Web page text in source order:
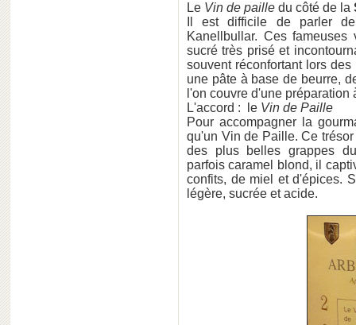
Le Vin de paille du côté de la
Il est difficile de parler
Kanellbullar. Ces
sucré très prisé et
souvent réconfortant lors
une pâte à base de beurre,
l'on couvre d'une
L'accord : le Vin de Paille
Pour accompagner la
qu'un Vin de Paille. Ce
des plus belles grappes
parfois caramel blond, il
confits, de miel et d'épices.
légère, sucrée et acide.